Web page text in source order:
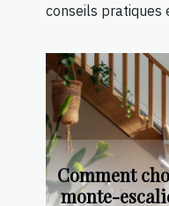
conseils pratiques
Comment
monte-